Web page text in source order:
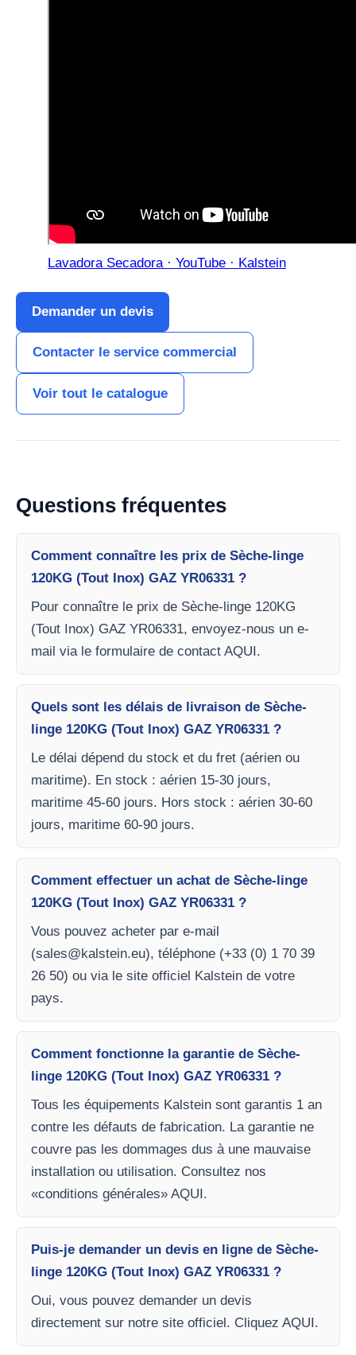
Lavadora Secadora · YouTube · Kalstein
Demander un devis
Contacter le service commercial
Voir tout le catalogue
Questions fréquentes
Comment connaître les prix de Sèche-linge
120KG (Tout Inox) GAZ YR06331 ?
Pour connaître le prix de Sèche-linge 120KG
(Tout Inox) GAZ YR06331, envoyez-nous un e-
mail via le formulaire de contact AQUI.
Quels sont les délais de livraison de Sèche-
linge 120KG (Tout Inox) GAZ YR06331 ?
Le délai dépend du stock et du fret (aérien ou
maritime). En stock : aérien 15-30 jours,
maritime 45-60 jours. Hors stock : aérien 30-60
jours, maritime 60-90 jours.
Comment effectuer un achat de Sèche-linge
120KG (Tout Inox) GAZ YR06331 ?
Vous pouvez acheter par e-mail
(sales@kalstein.eu), téléphone (+33 (0) 1 70 39
26 50) ou via le site officiel Kalstein de votre
pays.
Comment fonctionne la garantie de Sèche-
linge 120KG (Tout Inox) GAZ YR06331 ?
Tous les équipements Kalstein sont garantis 1 an
contre les défauts de fabrication. La garantie ne
couvre pas les dommages dus à une mauvaise
installation ou utilisation. Consultez nos
«conditions générales» AQUI.
Puis-je demander un devis en ligne de Sèche-
linge 120KG (Tout Inox) GAZ YR06331 ?
Oui, vous pouvez demander un devis
directement sur notre site officiel. Cliquez AQUI.